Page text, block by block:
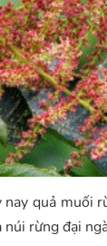
quả
rừng đại